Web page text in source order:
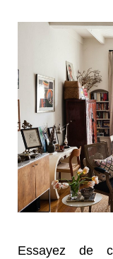
Essayez de